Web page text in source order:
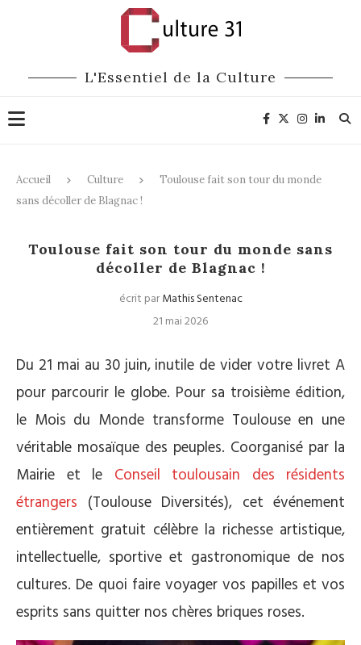
L'Essentiel de la Culture
Accueil Culture
Toulouse fait son tour du monde
sans décoller de Blagnac !
Toulouse fait son tour du monde sans
décoller de Blagnac !
écrit parMathis Sentenac
21 mai 2026
Du 21 mai au 30 juin, inutile de vider votre livret A
pour parcourir le globe. Pour sa troisième édition,
le Mois du Monde transforme Toulouse en une
véritable mosaïque des peuples. Coorganisé par la
Mairie et le Conseil toulousain des résidents
étrangers (Toulouse Diversités), cet événement
entièrement gratuit célèbre la richesse artistique,
intellectuelle, sportive et gastronomique de nos
cultures. De quoi faire voyager vos papilles et vos
esprits sans quitter nos chères briques roses.